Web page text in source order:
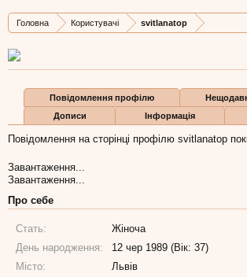
Головна Користувачі svitlanatop
Дописів
1
Карма
0
Бали
1
Повідомлення профілю
Дописи
Інформація
Повідомлення на сторінці профілю svitlanatop
Завантаження...
Завантаження...
Про себе
Стать:
Жіноча
День народження:
12 чер 1989 (Вік: 37)
Місто:
Львів